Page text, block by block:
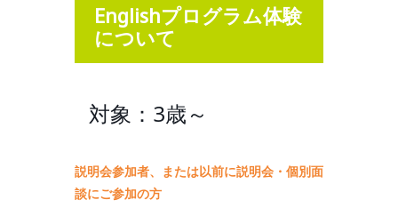
Englishプログラム体験
について
対象：3歳～
説明会参加者、または以前に説明会・個別面
談にご参加の方